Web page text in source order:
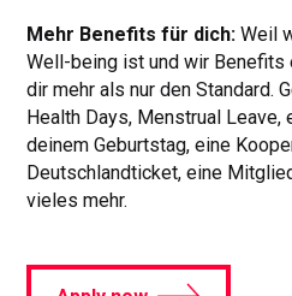
Mehr Benefits für dich: Weil
Well-being ist und wir Benefits
dir mehr als nur den Standard.
Health Days, Menstrual Leave,
deinem Geburtstag, eine
Deutschlandticket, eine
vieles mehr.